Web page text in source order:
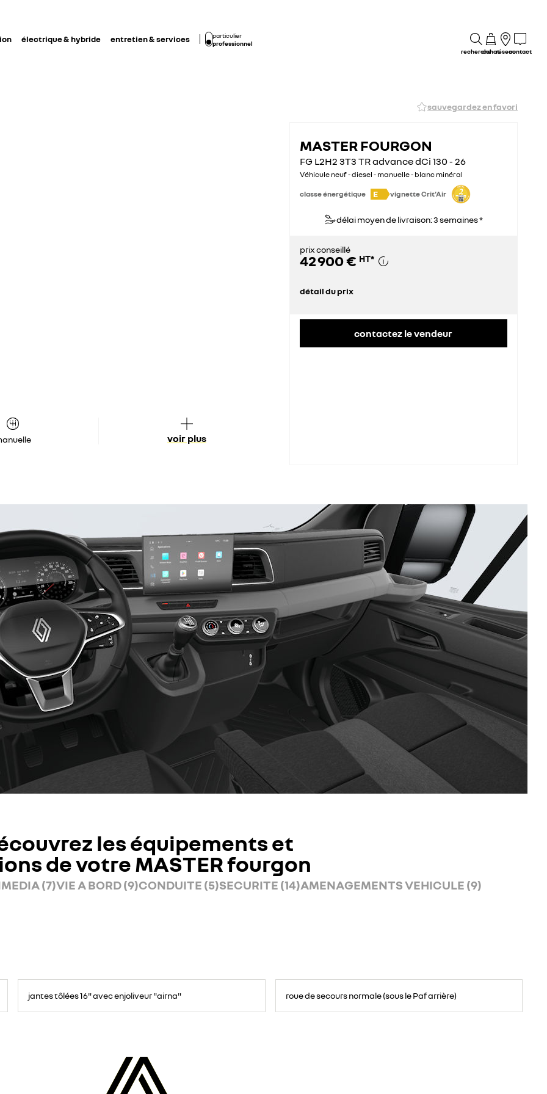
électrique & hybride entretien & services
particulier
professionnel
rechercheachatréseaucontact
sauvegardez en favori
voir plus
MASTER FOURGON
FG L2H2 3T3 TR advance dCi 130 - 26
Véhicule neuf - diesel - manuelle - blanc minéral
classe énergétique E vignette Crit'Air
délai moyen de livraison: 3 semaines *
prix conseillé
42 900 € HT*
détail du prix
contactez le vendeur
les équipements et
de votre MASTER fourgon
(7)VIE A BORD (9)CONDUITE (5)SECURITE (14)AMENAGEMENTS VEHICULE (9)
jantes tôlées 16" avec enjoliveur "airna" roue de secours normale (sous le Paf arrière)